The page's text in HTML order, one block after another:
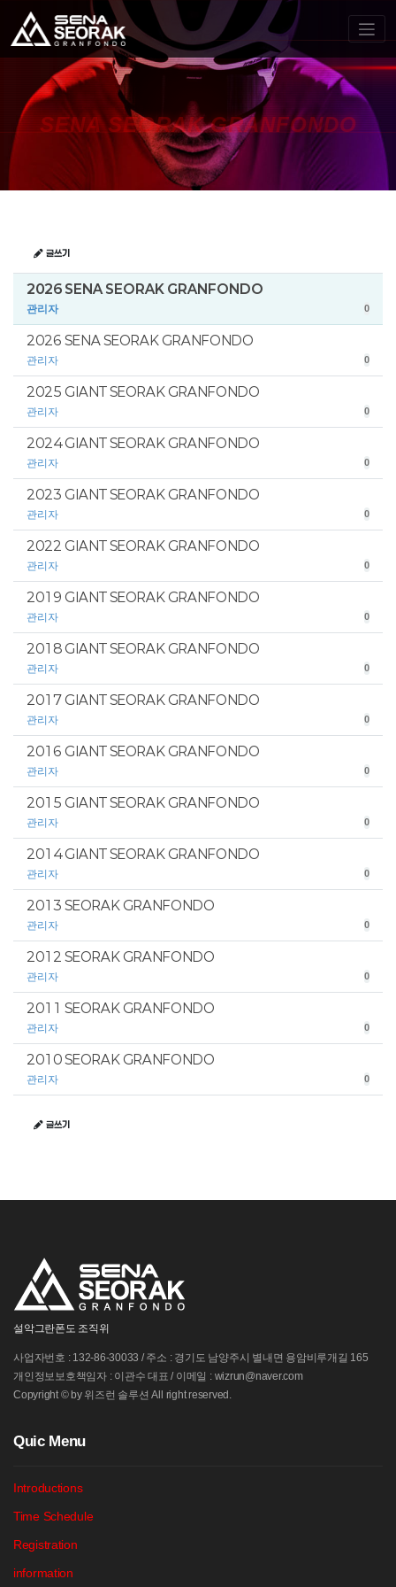
SENA SEORAK GRANFONDO
글쓰기
2026 SENA SEORAK GRANFONDO
관리자 0
2026 SENA SEORAK GRANFONDO
관리자 0
2025 GIANT SEORAK GRANFONDO
관리자 0
2024 GIANT SEORAK GRANFONDO
관리자 0
2023 GIANT SEORAK GRANFONDO
관리자 0
2022 GIANT SEORAK GRANFONDO
관리자 0
2019 GIANT SEORAK GRANFONDO
관리자 0
2018 GIANT SEORAK GRANFONDO
관리자 0
2017 GIANT SEORAK GRANFONDO
관리자 0
2016 GIANT SEORAK GRANFONDO
관리자 0
2015 GIANT SEORAK GRANFONDO
관리자 0
2014 GIANT SEORAK GRANFONDO
관리자 0
2013 SEORAK GRANFONDO
관리자 0
2012 SEORAK GRANFONDO
관리자 0
2011 SEORAK GRANFONDO
관리자 0
2010 SEORAK GRANFONDO
관리자 0
글쓰기
설악그란폰도 조직위
사업자번호 : 132-86-30033 / 주소 : 경기도 남양주시 별내면 용암비루개길 165
개인정보보호책임자 : 이관수 대표 / 이메일 : wizrun@naver.com
Copyright © by 위즈런 솔루션 All right reserved.
Quic Menu
Introductions
Time Schedule
Registration
information